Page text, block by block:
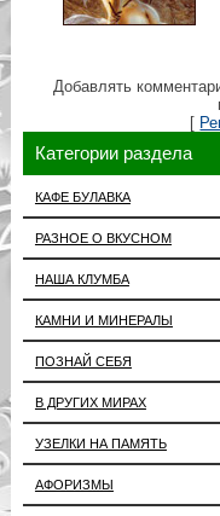
Добавлять
[
Категории раздела
КАФЕ БУЛАВКА
РАЗНОЕ О ВКУСНОМ
НАША КЛУМБА
КАМНИ И МИНЕРАЛЫ
ПОЗНАЙ СЕБЯ
В ДРУГИХ МИРАХ
УЗЕЛКИ НА ПАМЯТЬ
АФОРИЗМЫ